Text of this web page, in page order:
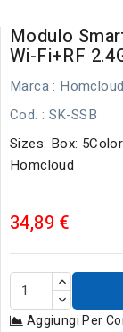
Modulo
Wi-Fi+RF
Marca : Homcloud
Cod. : SK-SSB
Sizes: Box:
Homcloud
34,89 €
Aggiungi Per